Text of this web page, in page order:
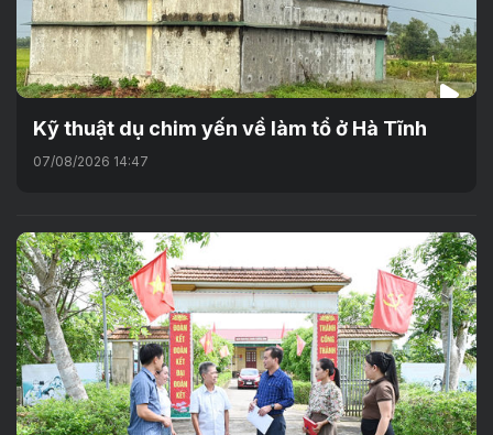
Kỹ thuật dụ chim yến về làm tổ ở Hà Tĩnh
07/08/2026 14:47